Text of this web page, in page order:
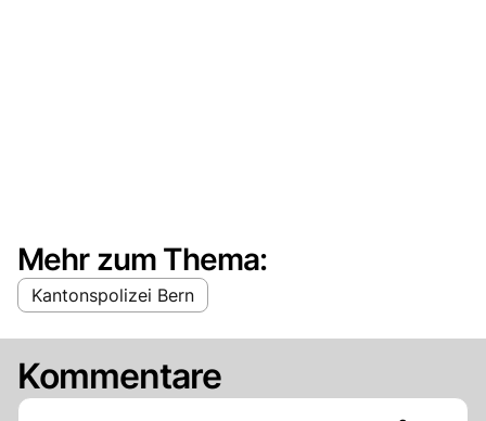
Mehr zum Thema:
Kantonspolizei Bern
Kommentare